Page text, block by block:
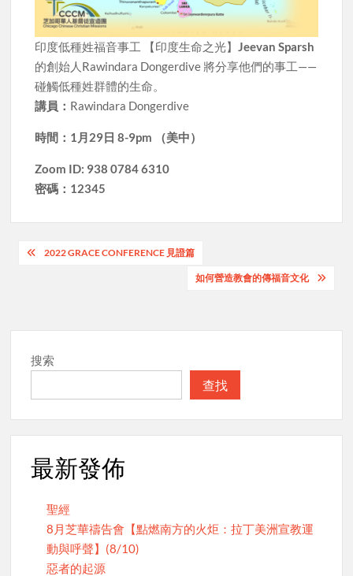
印度低種姓福音事工 【印度生命之光】Jeevan Sparsh
的創始人Rawindara Dongerdive 將分享他們的事工——
碰觸低種姓群體的生命。
講員： Rawindara Dongerdive
時間： 1 月29日 8-9pm （美中）
Zoom ID: 938 0784 6310
密碼：12345
Post2022 GRACE CONFERENCE 見證篇
如何營造教會的傳福音文化
搜索
查找
最新發佈
聖經
8月芝華禱告會【點燃南方的火炬：拉丁美洲宣教運
動與呼聲】(8/10)
惡者的起源